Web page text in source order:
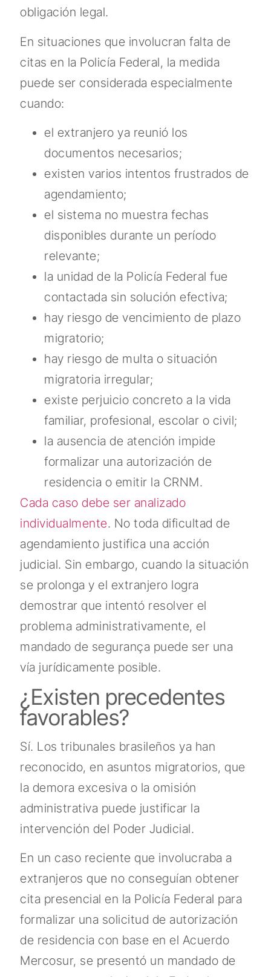
obligación legal.
En situaciones que involucran falta de
citas en la Policía Federal, la medida
puede ser considerada especialmente
cuando:
el extranjero ya reunió los
documentos necesarios;
existen varios intentos frustrados de
agendamiento;
el sistema no muestra fechas
disponibles durante un período
relevante;
la unidad de la Policía Federal fue
contactada sin solución efectiva;
hay riesgo de vencimiento de plazo
migratorio;
hay riesgo de multa o situación
migratoria irregular;
existe perjuicio concreto a la vida
familiar, profesional, escolar o civil;
la ausencia de atención impide
formalizar una autorización de
residencia o emitir la CRNM.
Cada caso debe ser analizado
individualmente. No toda dificultad de
agendamiento justifica una acción
judicial. Sin embargo, cuando la situación
se prolonga y el extranjero logra
demostrar que intentó resolver el
problema administrativamente, el
mandado de segurança puede ser una
vía jurídicamente posible.
¿Existen precedentes
favorables?
Sí. Los tribunales brasileños ya han
reconocido, en asuntos migratorios, que
la demora excesiva o la omisión
administrativa puede justificar la
intervención del Poder Judicial.
En un caso reciente que involucraba a
extranjeros que no conseguían obtener
cita presencial en la Policía Federal para
formalizar una solicitud de autorización
de residencia con base en el Acuerdo
Mercosur, se presentó un mandado de